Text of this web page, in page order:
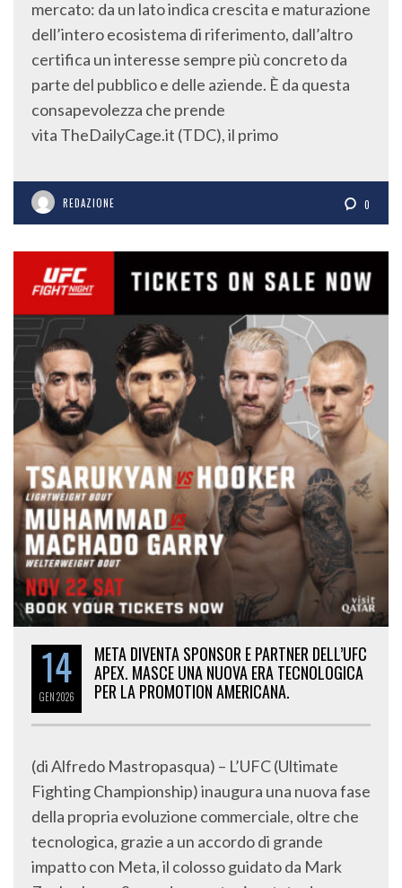
dell’intero ecosistema di riferimento, dall’altro
certifica un interesse sempre più concreto da
parte del pubblico e delle aziende. È da questa
consapevolezza che prende
vita TheDailyCage.it (TDC), il primo
REDAZIONE
14
GEN 2026
APEX. MASCE UNA NUOVA ERA TECNOLOGICA
PER LA PROMOTION AMERICANA.
Fighting Championship) inaugura una nuova fase
della propria evoluzione commerciale, oltre che
tecnologica, grazie a un accordo di grande
impatto con Meta, il colosso guidato da Mark
Zuckerberg. Secondo quanto riportato da